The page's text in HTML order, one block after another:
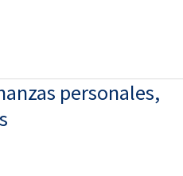
personales,